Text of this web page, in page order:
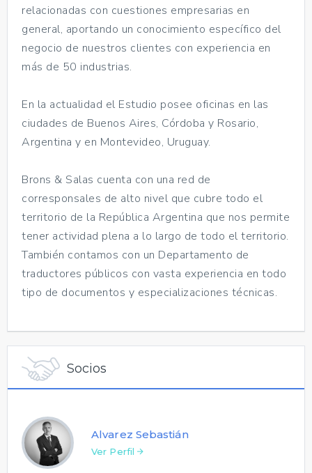
relacionadas con cuestiones empresarias en
general, aportando un conocimiento específico del
negocio de nuestros clientes con experiencia en
más de 50 industrias.
En la actualidad el Estudio posee oficinas en las
ciudades de Buenos Aires, Córdoba y Rosario,
Argentina y en Montevideo, Uruguay.
Brons & Salas cuenta con una red de
corresponsales de alto nivel que cubre todo el
territorio de la República Argentina que nos permite
tener actividad plena a lo largo de todo el territorio.
También contamos con un Departamento de
traductores públicos con vasta experiencia en todo
tipo de documentos y especializaciones técnicas.
Socios
Alvarez Sebastián
Ver Perfil